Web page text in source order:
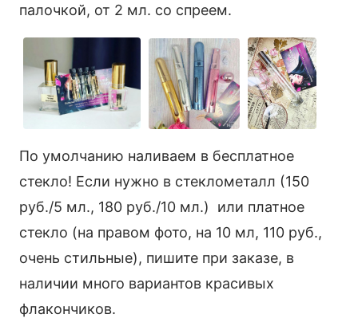
палочкой, от 2 мл. со спреем.
По умолчанию наливаем в бесплатное
стекло! Если нужно в стеклометалл (150
руб./5 мл., 180 руб./10 мл.) или платное
стекло (на правом фото, на 10 мл, 110 руб.,
очень стильные), пишите при заказе, в
наличии много вариантов красивых
флакончиков.